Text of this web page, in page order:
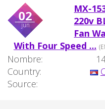
02
jun
MX-
220v
Fan
With Four Speed ...
Nombre:
Country:
Source: